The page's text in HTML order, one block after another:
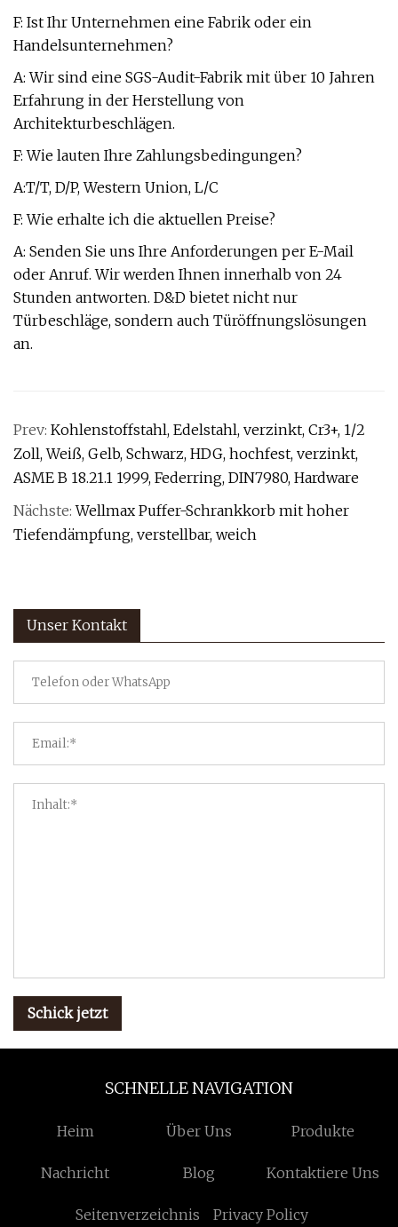
F: Ist Ihr Unternehmen eine Fabrik oder ein
Handelsunternehmen?
A: Wir sind eine SGS-Audit-Fabrik mit über 10 Jahren
Erfahrung in der Herstellung von
Architekturbeschlägen.
F: Wie lauten Ihre Zahlungsbedingungen?
A:T/T, D/P, Western Union, L/C
F: Wie erhalte ich die aktuellen Preise?
A: Senden Sie uns Ihre Anforderungen per E-Mail
oder Anruf. Wir werden Ihnen innerhalb von 24
Stunden antworten. D&D bietet nicht nur
Türbeschläge, sondern auch Türöffnungslösungen
an.
Prev: Kohlenstoffstahl, Edelstahl, verzinkt, Cr3+, 1/2
Zoll, Weiß, Gelb, Schwarz, HDG, hochfest, verzinkt,
ASME B 18.21.1 1999, Federring, DIN7980, Hardware
Nächste:Wellmax Puffer-Schrankkorb mit hoher
Tiefendämpfung, verstellbar, weich
Unser Kontakt
Schick jetzt
SCHNELLE NAVIGATION
Heim Über Uns Produkte
Nachricht Blog Kontaktiere Uns
Seitenverzeichnis Privacy Policy